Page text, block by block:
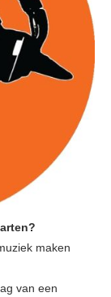
maken
van een